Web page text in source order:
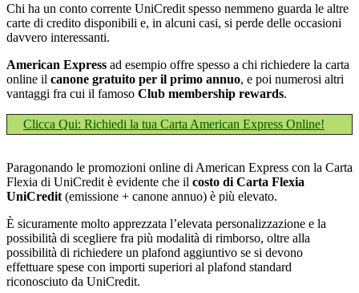
Chi ha un conto corrente UniCredit spesso nemmeno guarda le altre
carte di credito disponibili e, in alcuni casi, si perde delle occasioni
davvero interessanti.
American Express ad esempio offre spesso a chi richiedere la carta
online il canone gratuito per il primo annuo, e poi numerosi altri
vantaggi fra cui il famoso Club membership rewards.
Clicca Qui: Richiedi la tua Carta American Express Online!
Paragonando le promozioni online di American Express con la Carta
Flexia di UniCredit è evidente che il costo di Carta Flexia
UniCredit (emissione + canone annuo) è più elevato.
È sicuramente molto apprezzata l’elevata personalizzazione e la
possibilità di scegliere fra più modalità di rimborso, oltre alla
possibilità di richiedere un plafond aggiuntivo se si devono
effettuare spese con importi superiori al plafond standard
riconosciuto da UniCredit.